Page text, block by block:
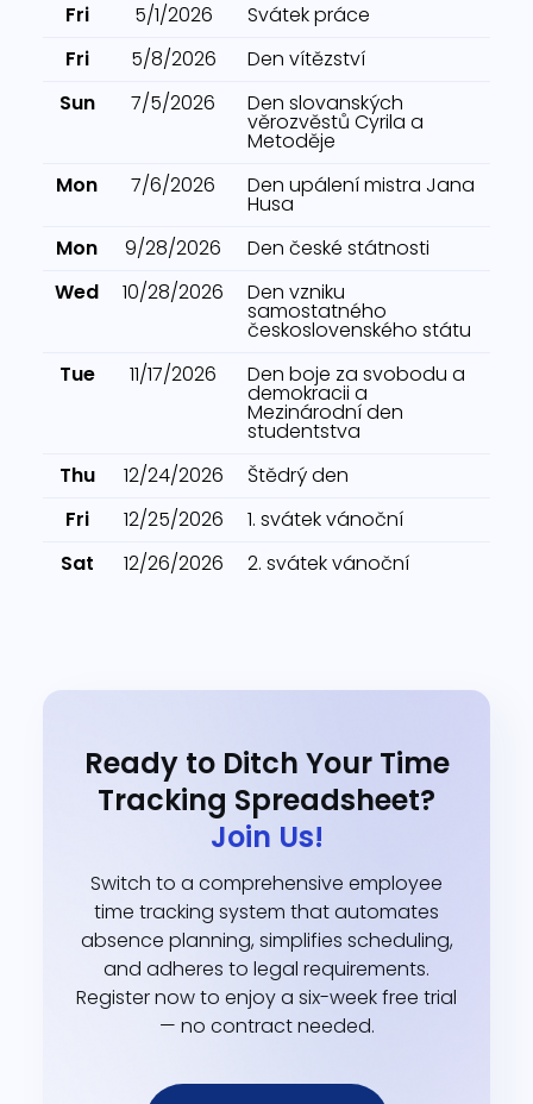
Fri
5/1/2026
Svátek práce
Fri
5/8/2026
Den vítězství
Sun
7/5/2026 Den slovanských
věrozvěstů Cyrila a
Metoděje
Mon
7/6/2026 Den upálení mistra Jana
Husa
Mon
9/28/2026
Den české státnosti
Wed
10/28/2026 Den vzniku
samostatného
československého státu
Tue
11/17/2026 Den boje za svobodu a
demokracii a
Mezinárodní den
studentstva
Thu
12/24/2026
Štědrý den
Fri
12/25/2026
1. svátek vánoční
Sat
12/26/2026 2. svátek vánoční
Ready to Ditch Your Time
Tracking Spreadsheet?
Join Us!
Switch to a comprehensive employee
time tracking system that automates
absence planning, simplifies scheduling,
and adheres to legal requirements.
Register now to enjoy a six-week free trial
— no contract needed.